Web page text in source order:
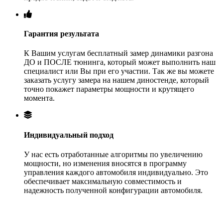
Гарантия результата
К Вашим услугам бесплатный замер динамики разгона
ДО и ПОСЛЕ тюнинга, который может выполнить наш
специалист или Вы при его участии. Так же вы можете
заказать услугу замера на нашем диностенде, который
точно покажет параметры мощности и крутящего
момента.
Индивидуальный подход
У нас есть отработанные алгоритмы по увеличению
мощности, но изменения вносятся в программу
управления каждого автомобиля индивидуально. Это
обеспечивает максимальную совместимость и
надежность полученной конфигурации автомобиля.